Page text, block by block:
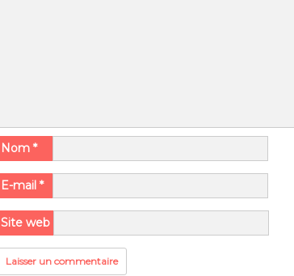
Nom *
E-mail *
Site web